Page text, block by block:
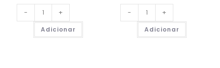
- +
Adicionar
- +
Adicionar